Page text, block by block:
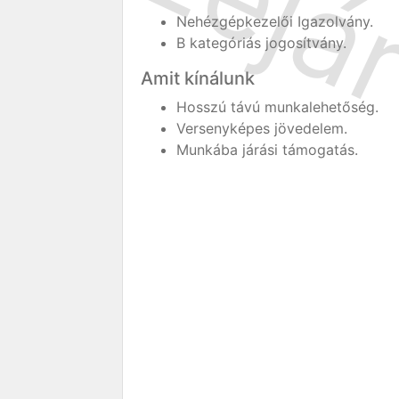
Nehézgépkezelői Igazolvány.
B kategóriás jogosítvány.
Amit kínálunk
Hosszú távú munkalehetőség.
Versenyképes jövedelem.
Munkába járási támogatás.